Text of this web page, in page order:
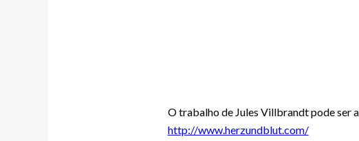
O trabalho de Jules Villbrandt pode ser
http://www.herzundblut.com/